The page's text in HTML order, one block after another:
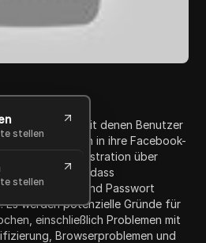
stellen
stellen
Probleme, mit denen Benutzer
versuchen, sich in ihre Facebook-
damit, Frustration über
und betont, dass
Benutzername und Passwort
werden potenzielle Gründe für
einschließlich Problemen mit
Browserproblemen und